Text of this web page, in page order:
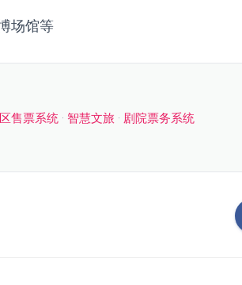
场馆等
售票系统 · 智慧文旅 · 剧院票务系统